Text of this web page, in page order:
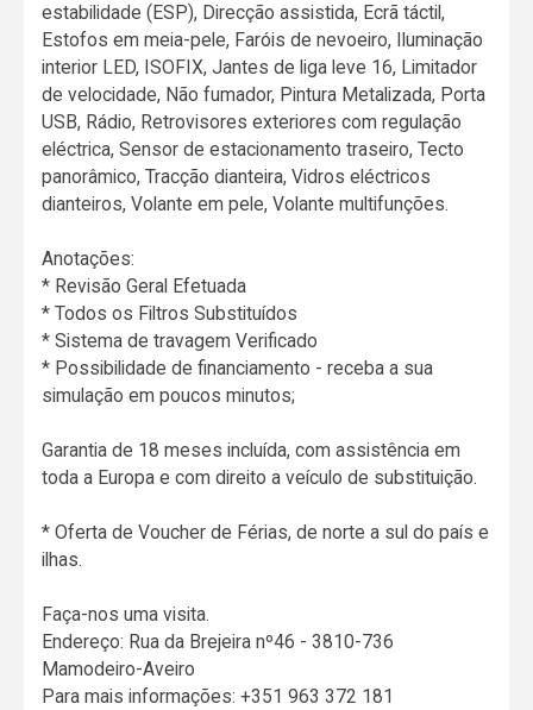
estabilidade (ESP), Direcção assistida, Ecrã táctil,
Estofos em meia-pele, Faróis de nevoeiro, Iluminação
interior LED, ISOFIX, Jantes de liga leve 16, Limitador
de velocidade, Não fumador, Pintura Metalizada, Porta
USB, Rádio, Retrovisores exteriores com regulação
eléctrica, Sensor de estacionamento traseiro, Tecto
panorâmico, Tracção dianteira, Vidros eléctricos
dianteiros, Volante em pele, Volante multifunções.
Anotações:
* Revisão Geral Efetuada
* Todos os Filtros Substituídos
* Sistema de travagem Verificado
* Possibilidade de financiamento - receba a sua
simulação em poucos minutos;
Garantia de 18 meses incluída, com assistência em
toda a Europa e com direito a veículo de substituição.
* Oferta de Voucher de Férias, de norte a sul do país e
ilhas.
Faça-nos uma visita.
Endereço: Rua da Brejeira nº46 - 3810-736
Mamodeiro-Aveiro
Para mais informações: +351 963 372 181